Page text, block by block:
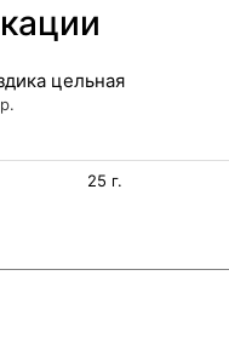
цельная
р.
25 г.